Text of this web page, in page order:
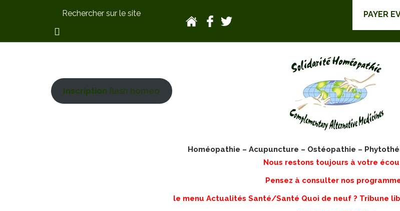
PAYER
Inscription flash homéo
Homéopathie – Acupuncture – Ostéopathie –
Nous restons toujours à votre
Pensez à consulter nos
le menu Actualités Santé/Santé Quoi de neuf ? Tribune